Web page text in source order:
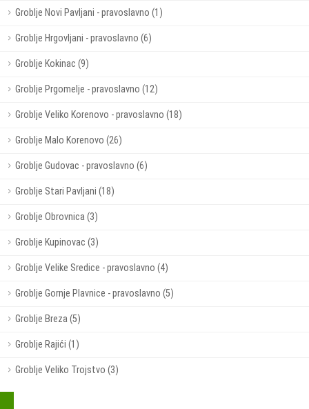
Groblje Novi Pavljani - pravoslavno (1)
Groblje Hrgovljani - pravoslavno (6)
Groblje Kokinac (9)
Groblje Prgomelje - pravoslavno (12)
Groblje Veliko Korenovo - pravoslavno (18)
Groblje Malo Korenovo (26)
Groblje Gudovac - pravoslavno (6)
Groblje Stari Pavljani (18)
Groblje Obrovnica (3)
Groblje Kupinovac (3)
Groblje Velike Sredice - pravoslavno (4)
Groblje Gornje Plavnice - pravoslavno (5)
Groblje Breza (5)
Groblje Rajići (1)
Groblje Veliko Trojstvo (3)